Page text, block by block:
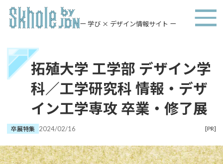
ー 学び × デザイン情報サイト ー
拓殖大学 工学部 デザイン学
科／工学研究科 情報・デザ
イン工学専攻 卒業・修了展
卒展特集 2024/02/16 [PR]